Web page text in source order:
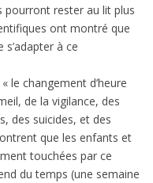
pourront rester au lit plus
ont montré que
à ce
le changement d’heure
de la vigilance, des
des suicides, et des
que les enfants et
touchées par ce
du temps (une semaine